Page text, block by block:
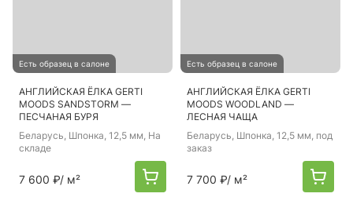
Есть образец в салоне
АНГЛИЙСКАЯ ЁЛКА GERTI
MOODS SANDSTORM —
ПЕСЧАНАЯ БУРЯ
Беларусь, Шпонка, 12,5 мм, На
складе
7 600 ₽/ м²
Есть образец в салоне
АНГЛИЙСКАЯ ЁЛКА GERTI
MOODS WOODLAND —
ЛЕСНАЯ ЧАЩА
Беларусь, Шпонка, 12,5 мм, под
заказ
7 700 ₽/ м²